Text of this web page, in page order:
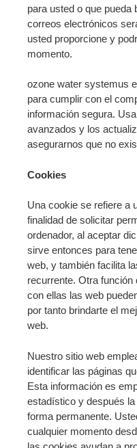
para usted o que pueda
correos electrónicos
usted proporcione y
momento.
ozone water systemus
para cumplir con el
información segura.
avanzados y los
asegurarnos que no
Cookies
Una cookie se refiere a
finalidad de solicitar
ordenador, al aceptar
sirve entonces para
web, y también facilita
recurrente. Otra
con ellas las web
por tanto brindarte el
web.
Nuestro sitio web
identificar las páginas
Esta información es
estadístico y después
forma permanente.
cualquier momento